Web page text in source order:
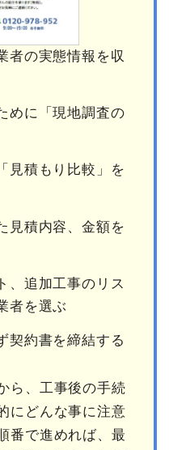
者の実態情報を収
めに「現地調査の
見積もり比較」を
見積内容、金額を
、追加工事のリス
者を選ぶ
契約書を締結する
ら、工事後の手続
にどんな事に注意
番で進めれば、最